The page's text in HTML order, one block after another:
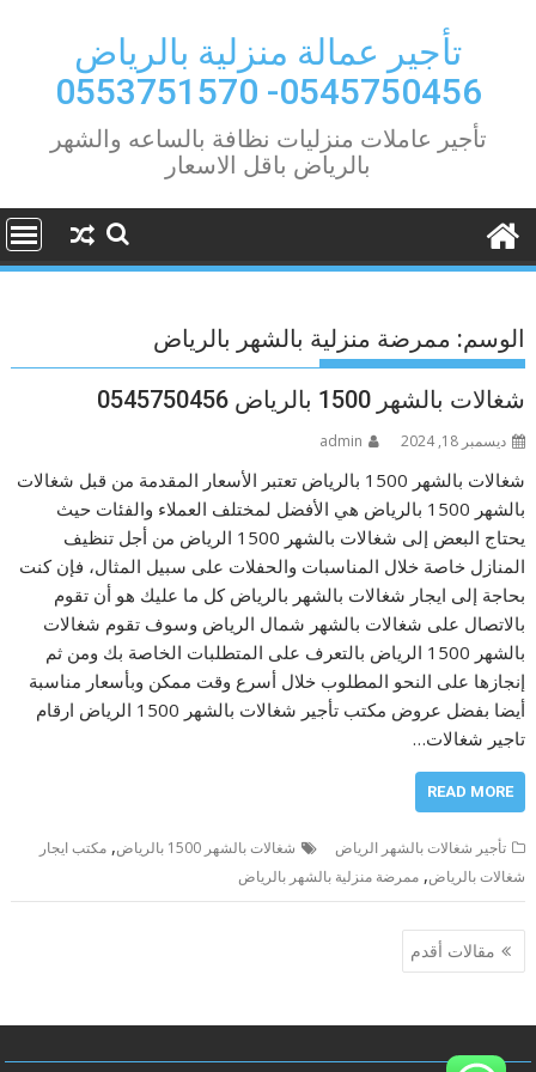
تأجير عمالة منزلية بالرياض
0545750456- 0553751570
تأجير عاملات منزليات نظافة بالساعه والشهر
بالرياض باقل الاسعار
الوسم: ممرضة منزلية بالشهر بالرياض
شغالات بالشهر 1500 بالرياض 0545750456
ديسمبر 18, 2024 admin
شغالات بالشهر 1500 بالرياض تعتبر الأسعار المقدمة من قبل شغالات
بالشهر 1500 بالرياض هي الأفضل لمختلف العملاء والفئات حيث
يحتاج البعض إلى شغالات بالشهر 1500 الرياض من أجل تنظيف
المنازل خاصة خلال المناسبات والحفلات على سبيل المثال، فإن كنت
بحاجة إلى ايجار شغالات بالشهر بالرياض كل ما عليك هو أن تقوم
بالاتصال على شغالات بالشهر شمال الرياض وسوف تقوم شغالات
بالشهر 1500 الرياض بالتعرف على المتطلبات الخاصة بك ومن ثم
إنجازها على النحو المطلوب خلال أسرع وقت ممكن وبأسعار مناسبة
أيضا بفضل عروض مكتب تأجير شغالات بالشهر 1500 الرياض ارقام
تاجير شغالات…
READ MORE
تأجير شغالات بالشهر الرياض شغالات بالشهر 1500 بالرياض ,مكتب ايجار
شغالات بالرياض,ممرضة منزلية بالشهر بالرياض
تصفّح
المقالات
مقالات أقدم